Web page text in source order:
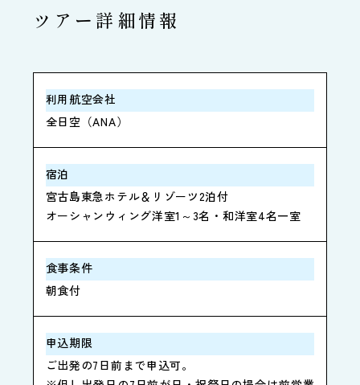
ツアー詳細情報
利用航空会社
全日空（ANA）
宿泊
宮古島東急ホテル＆リゾーツ2泊付
オーシャンウィング洋室1～3名・和洋室4名一室
食事条件
朝食付
申込期限
ご出発の7日前まで申込可。